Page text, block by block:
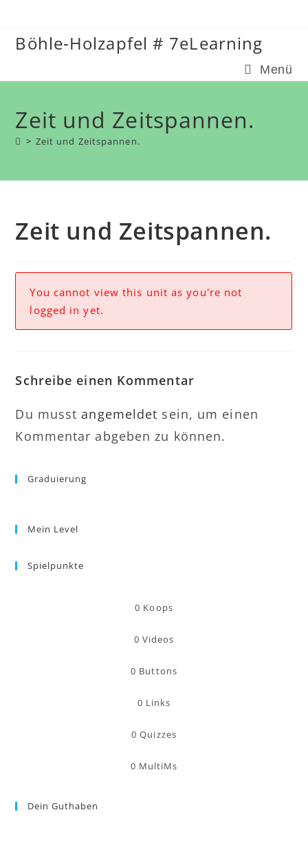
springen
Böhle-Holzapfel # 7eLearning
Menü
Zeit und Zeitspannen.
> Zeit und Zeitspannen.
Zeit und Zeitspannen.
You cannot view this unit as you're not
logged in yet.
Schreibe einen Kommentar
Du musstangemeldet sein, um einen
Kommentar abgeben zu können.
Graduierung
Mein Level
Spielpunkte
0 Koops
0 Videos
0 Buttons
0 Links
0 Quizzes
0 MultiMs
Dein Guthaben